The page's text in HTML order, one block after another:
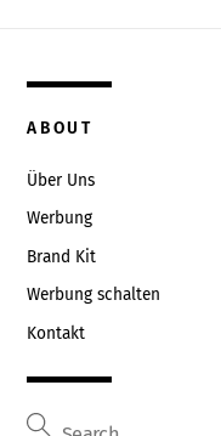
ABOUT
Über Uns
Werbung
Brand Kit
Werbung schalten
Kontakt